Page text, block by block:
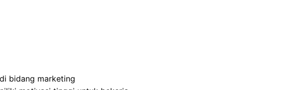
bidang marketing